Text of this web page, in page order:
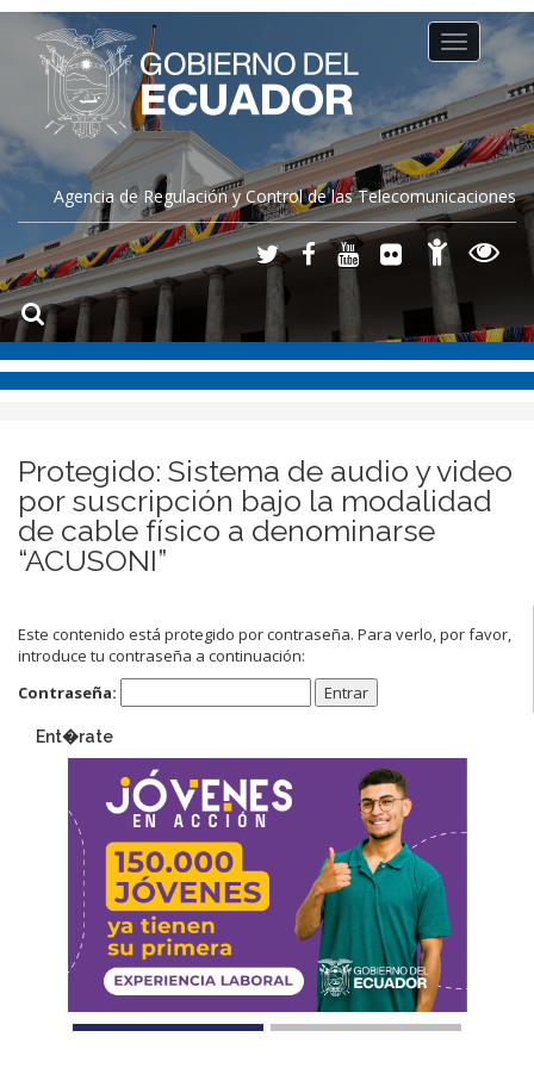
Agencia de Regulación y Control de las Telecomunicaciones
Toggle
navigation
Protegido: Sistema de audio y video
por suscripción bajo la modalidad
de cable físico a denominarse
“ACUSONI”
Este contenido está protegido por contraseña. Para verlo, por favor,
introduce tu contraseña a continuación:
Contraseña:
Ent�rate